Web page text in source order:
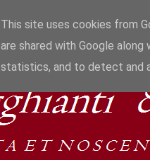
This site uses cookies from
are shared with Google
statistics, and to detect and